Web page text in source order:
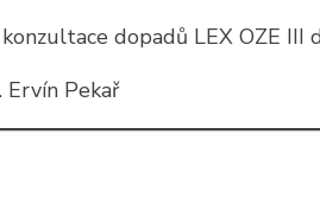
dopadů LEX OZE
Pekař